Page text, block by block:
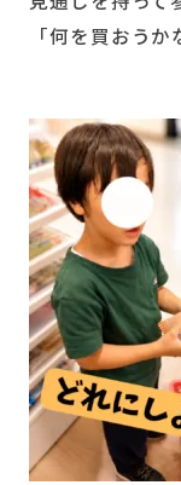
「何を買おうか